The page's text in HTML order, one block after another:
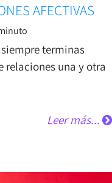
AFECTIVAS
terminas
relaciones una y otra
Leer más...